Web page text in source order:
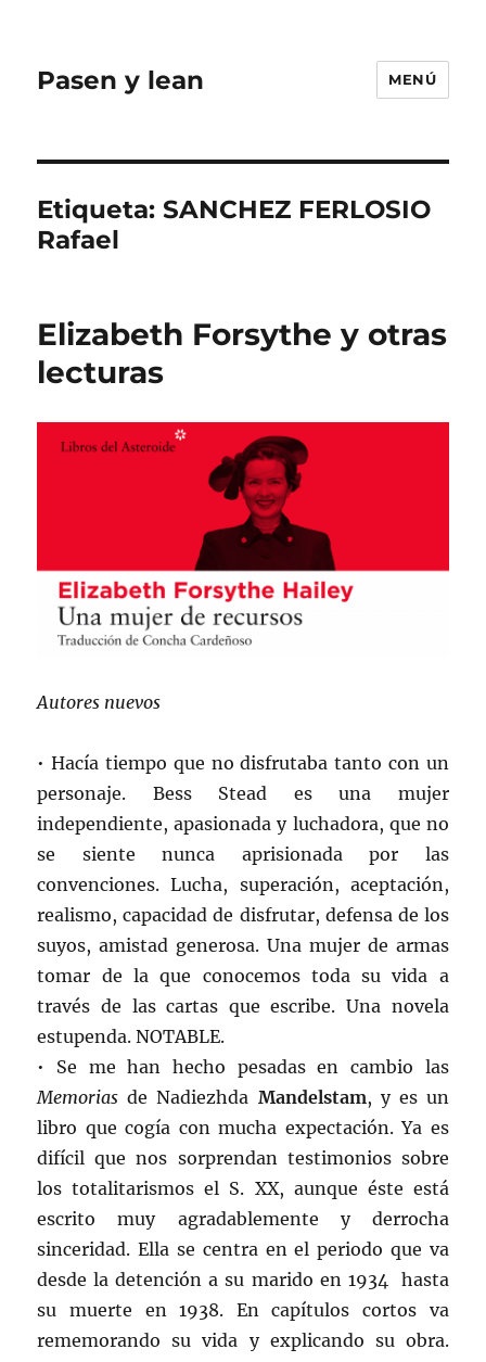
Pasen y lean MENÚ
Etiqueta:SANCHEZ FERLOSIO
Rafael
Elizabeth Forsythe y otras
lecturas
Autores nuevos
• Hacía tiempo que no disfrutaba tanto con un
personaje. Bess Stead es una mujer
independiente, apasionada y luchadora, que no
se siente nunca aprisionada por las
convenciones. Lucha, superación, aceptación,
realismo, capacidad de disfrutar, defensa de los
suyos, amistad generosa. Una mujer de armas
tomar de la que conocemos toda su vida a
través de las cartas que escribe. Una novela
estupenda. NOTABLE.
• Se me han hecho pesadas en cambio las
Memorias de Nadiezhda Mandelstam, y es un
libro que cogía con mucha expectación. Ya es
difícil que nos sorprendan testimonios sobre
los totalitarismos el S. XX, aunque éste está
escrito muy agradablemente y derrocha
sinceridad. Ella se centra en el periodo que va
desde la detención a su marido en 1934 hasta
su muerte en 1938. En capítulos cortos va
rememorando su vida y explicando su obra.